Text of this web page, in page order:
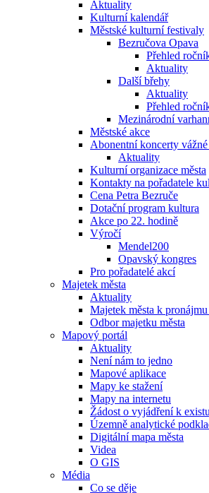
Aktuality
Kulturní kalendář
Městské kulturní festivaly
Bezručova Opava
Přehled
Aktuality
Další břehy
Aktuality
Přehled
Mezinárodní
Městské akce
Abonentní koncerty
Aktuality
Kulturní organizace města
Kontakty na pořadatele
Cena Petra Bezruče
Dotační program kultura
Akce po 22. hodině
Výročí
Mendel200
Opavský kongres
Pro pořadatelé akcí
Majetek města
Aktuality
Majetek města k
Odbor majetku města
Mapový portál
Aktuality
Není nám to jedno
Mapové aplikace
Mapy ke stažení
Mapy na internetu
Žádost o vyjádření k
Územně analytické
Digitální mapa města
Videa
O GIS
Média
Co se děje